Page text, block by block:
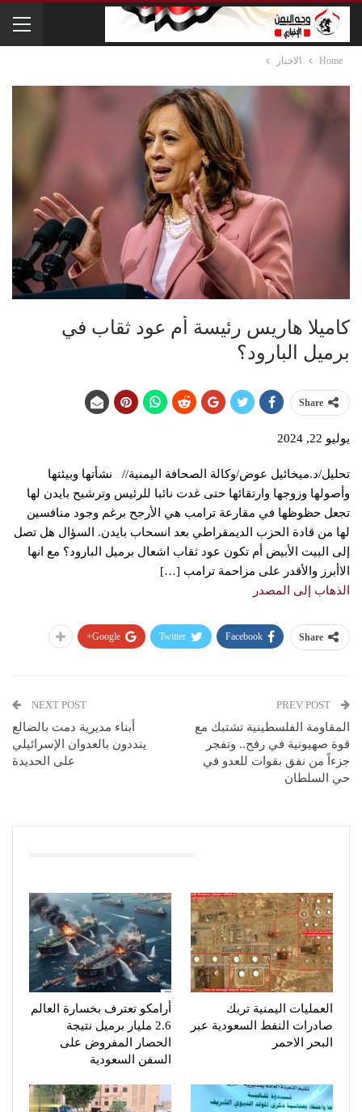
Home الاخبار
كاميلا هاريس رئيسة أم عود ثقاب في
برميل البارود؟
Share
يوليو 22, 2024
تحليل/د.ميخائيل عوض/وكالة الصحافة اليمنية// نشأتها وبيئتها
وأصولها وزوجها وارتقائها حتى غدت نائبا للرئيس وترشيح بايدن لها
تجعل حظوظها في مقارعة ترامب هي الأرجح برغم وجود منافسين
لها من قادة الحزب الديمقراطي بعد انسحاب بايدن. السؤال هل تصل
إلى البيت الأبيض أم تكون عود ثقاب اشعال برميل البارود؟ مع انها
الاأبرز والأقدر على مزاحمة ترامب […]
الذهاب إلى المصدر
Share
Facebook
Twitter
Google+
المقاومة الفلسطينية تشتبك مع
قوة صهيونية في رفح.. وتفجر
جزءاً من نفق بقوات للعدو في
حي السلطان
NEXT POST
أبناء مديرية دمت بالضالع
ينددون بالعدوان الإسرائيلي
على الحديدة
العمليات اليمنية تربك
صادرات النفط السعودية عبر
البحر الاحمر
أرامكو تعترف بخسارة العالم
2.6 مليار برميل نتيجة
الحصار المفروض على
السفن السعودية